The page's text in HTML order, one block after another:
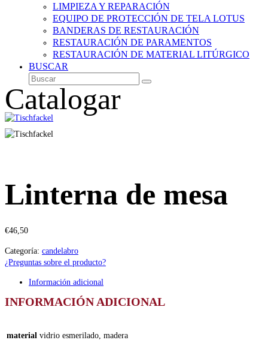
LIMPIEZA Y REPARACIÓN
EQUIPO DE PROTECCIÓN DE TELA LOTUS
BANDERAS DE RESTAURACIÓN
RESTAURACIÓN DE PARAMENTOS
RESTAURACIÓN DE MATERIAL LITÚRGICO
BUSCAR
Buscar
Enviar
Catalogar
Linterna de mesa
€46,50
Categoría: candelabro
¿Preguntas sobre el producto?
Información adicional
INFORMACIÓN ADICIONAL
material vidrio esmerilado, madera